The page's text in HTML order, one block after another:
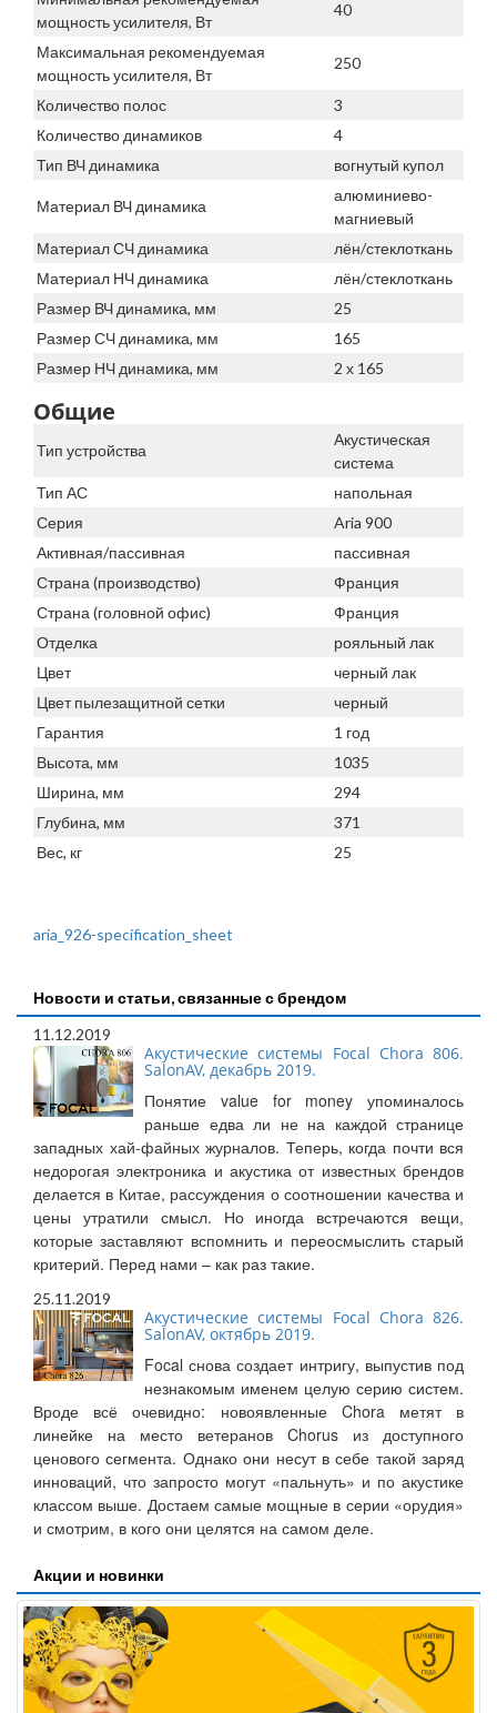
мощность усилителя, Вт
40
Максимальная рекомендуемая
мощность усилителя, Вт
250
Количество полос
3
Количество динамиков
4
Тип ВЧ динамика
вогнутый купол
Материал ВЧ динамика
алюминиево-
магниевый
Материал СЧ динамика
лён/стеклоткань
Материал НЧ динамика
лён/стеклоткань
Размер ВЧ динамика, мм
25
Размер СЧ динамика, мм
165
Размер НЧ динамика, мм
2 х 165
Общие
Тип устройства
Акустическая
система
Тип АС
напольная
Серия
Aria 900
Активная/пассивная
пассивная
Страна (производство)
Франция
Страна (головной офис)
Франция
Отделка
рояльный лак
Цвет
черный лак
Цвет пылезащитной сетки
черный
Гарантия
1 год
Высота, мм
1035
Ширина, мм
294
Глубина, мм
371
Вес, кг
25
aria_926-specification_sheet
Новости и статьи, связанные с брендом
11.12.2019
Акустические системы Focal Chora 806.
SalonAV, декабрь 2019.
Понятие value for money упоминалось
раньше едва ли не на каждой странице
западных хай-файных журналов. Теперь, когда почти вся
недорогая электроника и акустика от известных брендов
делается в Китае, рассуждения о соотношении качества и
цены утратили смысл. Но иногда встречаются вещи,
которые заставляют вспомнить и переосмыслить старый
критерий. Перед нами – как раз такие.
25.11.2019
Акустические системы Focal Chora 826.
SalonAV, октябрь 2019.
Focal снова создает интригу, выпустив под
незнакомым именем целую серию систем.
Вроде всё очевидно: новоявленные Chora метят в
линейке на место ветеранов Chorus из доступного
ценового сегмента. Однако они несут в себе такой заряд
инноваций, что запросто могут «пальнуть» и по акустике
классом выше. Достаем самые мощные в серии «орудия»
и смотрим, в кого они целятся на самом деле.
Акции и новинки